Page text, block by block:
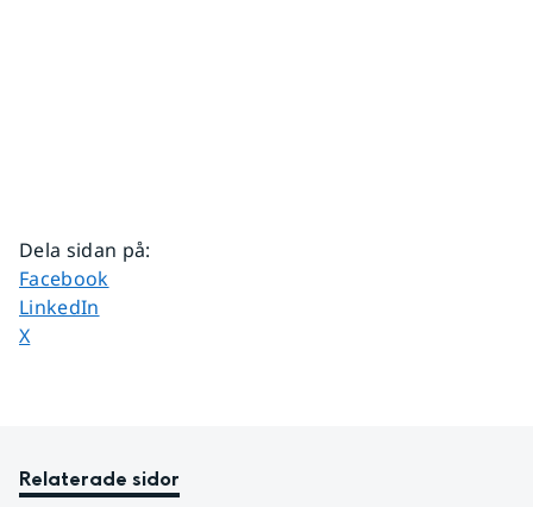
Dela sidan på:
Dela sidan på
Facebook
Dela sidan på
LinkedIn
Dela sidan på
X
Relaterade sidor